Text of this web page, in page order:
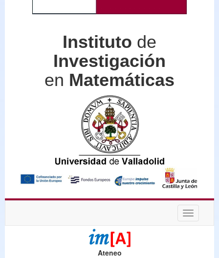
Instituto de
Investigación
en Matemáticas
Desplegar
Ateneo